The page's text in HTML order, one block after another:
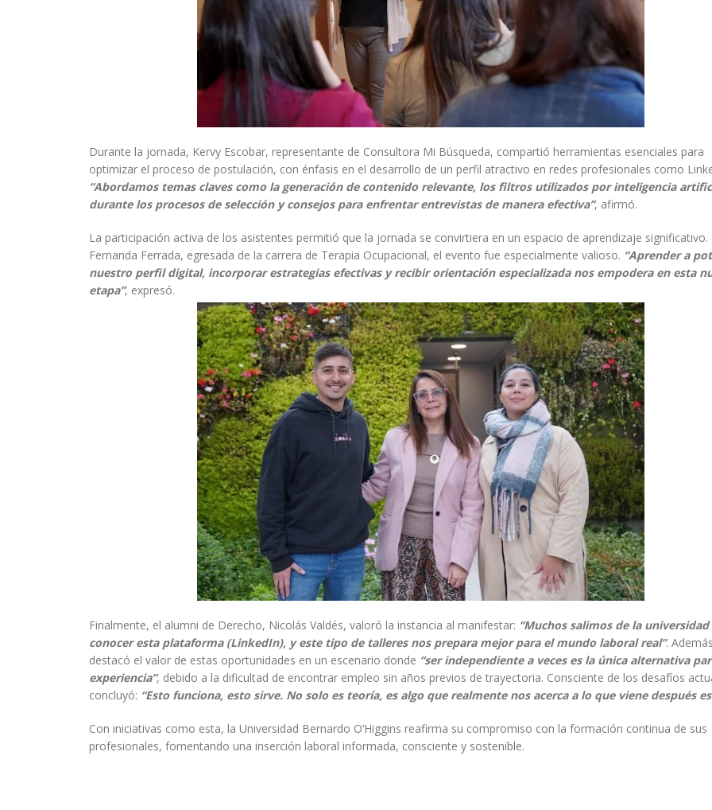
Durante la jornada, Kervy Escobar, representante de Consultora Mi Búsqueda, compartió herramientas esenciales para
optimizar el proceso de postulación, con énfasis en el desarrollo de un perfil atractivo en redes profesionales como
“Abordamos temas claves como la generación de contenido relevante, los filtros utilizados por inteligencia
durante los procesos de selección y consejos para enfrentar entrevistas de manera efectiva”, afirmó.
La participación activa de los asistentes permitió que la jornada se convirtiera en un espacio de aprendizaje significativo.
Fernanda Ferrada, egresada de la carrera de Terapia Ocupacional, el evento fue especialmente valioso. “Aprender a
nuestro perfil digital, incorporar estrategias efectivas y recibir orientación especializada nos empodera en esta
etapa”, expresó.
Finalmente, el alumni de Derecho, Nicolás Valdés, valoró la instancia al manifestar: “Muchos salimos de la universidad
conocer esta plataforma (LinkedIn), y este tipo de talleres nos prepara mejor para el mundo laboral real”.
destacó el valor de estas oportunidades en un escenario donde “ser independiente a veces es la única alternativa
experiencia”, debido a la dificultad de encontrar empleo sin años previos de trayectoria. Consciente de los desafíos
concluyó: “Esto funciona, esto sirve. No solo es teoría, es algo que realmente nos acerca a lo que viene después
Con iniciativas como esta, la Universidad Bernardo O’Higgins reafirma su compromiso con la formación continua de sus
profesionales, fomentando una inserción laboral informada, consciente y sostenible.